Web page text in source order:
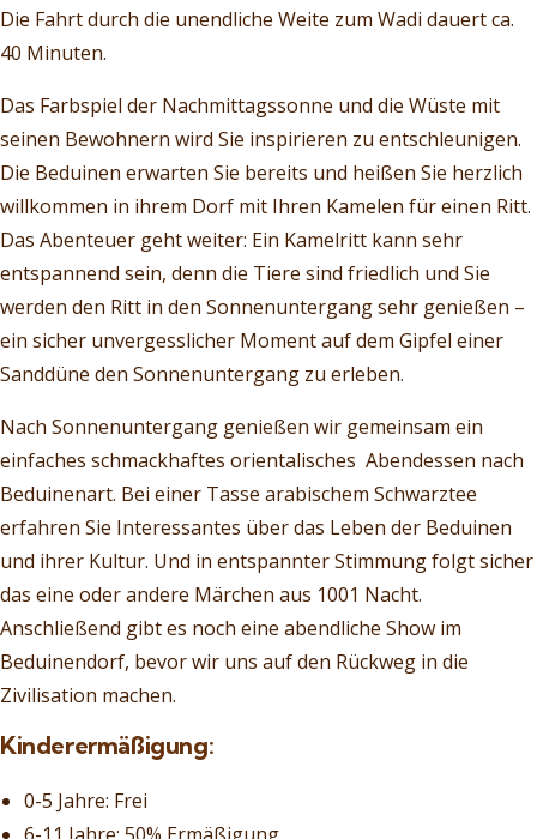
Die Fahrt durch die unendliche Weite zum Wadi dauert ca.
40 Minuten.
Das Farbspiel der Nachmittagssonne und die Wüste mit
seinen Bewohnern wird Sie inspirieren zu entschleunigen.
Die Beduinen erwarten Sie bereits und heißen Sie herzlich
willkommen in ihrem Dorf mit Ihren Kamelen für einen Ritt.
Das Abenteuer geht weiter: Ein Kamelritt kann sehr
entspannend sein, denn die Tiere sind friedlich und Sie
werden den Ritt in den Sonnenuntergang sehr genießen –
ein sicher unvergesslicher Moment auf dem Gipfel einer
Sanddüne den Sonnenuntergang zu erleben.
Nach Sonnenuntergang genießen wir gemeinsam ein
einfaches schmackhaftes orientalisches Abendessen nach
Beduinenart. Bei einer Tasse arabischem Schwarztee
erfahren Sie Interessantes über das Leben der Beduinen
und ihrer Kultur. Und in entspannter Stimmung folgt sicher
das eine oder andere Märchen aus 1001 Nacht.
Anschließend gibt es noch eine abendliche Show im
Beduinendorf, bevor wir uns auf den Rückweg in die
Zivilisation machen.
Kinderermäßigung:
0-5 Jahre: Frei